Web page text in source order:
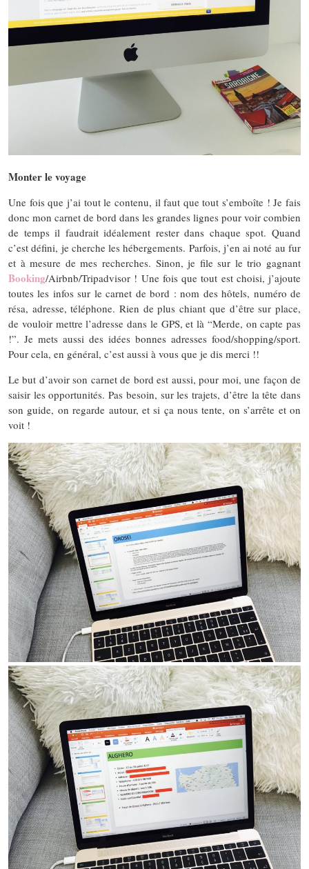
Monter le voyage
Une fois que j’ai tout le contenu, il faut que tout s’emboîte ! Je fais
donc mon carnet de bord dans les grandes lignes pour voir combien
de temps il faudrait idéalement rester dans chaque spot. Quand
c’est défini, je cherche les hébergements. Parfois, j’en ai noté au fur
et à mesure de mes recherches. Sinon, je file sur le trio gagnant
Booking/Airbnb/Tripadvisor ! Une fois que tout est choisi, j’ajoute
toutes les infos sur le carnet de bord : nom des hôtels, numéro de
résa, adresse, téléphone. Rien de plus chiant que d’être sur place,
de vouloir mettre l’adresse dans le GPS, et là “Merde, on capte pas
!”. Je mets aussi des idées bonnes adresses food/shopping/sport.
Pour cela, en général, c’est aussi à vous que je dis merci !!
Le but d’avoir son carnet de bord est aussi, pour moi, une façon de
saisir les opportunités. Pas besoin, sur les trajets, d’être la tête dans
son guide, on regarde autour, et si ça nous tente, on s’arrête et on
voit !